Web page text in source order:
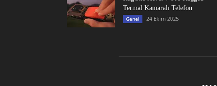
Termal Kamaralı Telefon
Genel 24 Ekim 2025